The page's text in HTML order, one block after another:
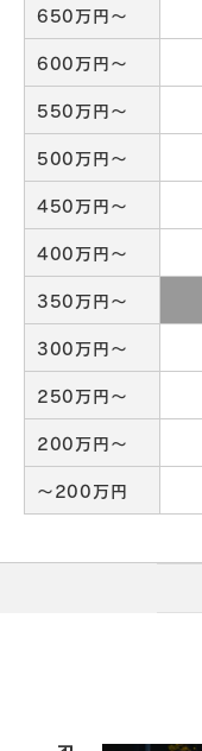
650万円～
600万円～
550万円～
500万円～
450万円～
400万円～
350万円～
300万円～
250万円～
200万円～
～200万円